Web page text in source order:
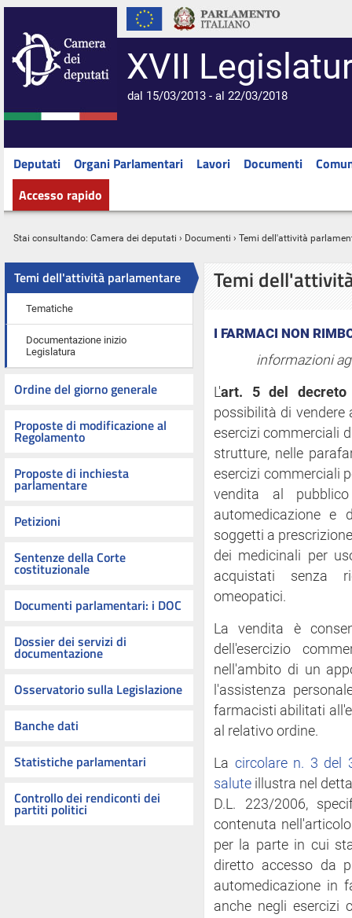
XVII
dal 15/03/2013 - al 22/03/2018
Deputati Organi Parlamentari Lavori Documenti
Accesso rapido
Stai consultando: Camera dei deputati › Documenti › Temi dell'attività
Temi dell'attività parlamentare
Tematiche
Documentazione inizio
Legislatura
Ordine del giorno generale
Proposte di modificazione al
Regolamento
Proposte di inchiesta
parlamentare
Petizioni
Sentenze della Corte
costituzionale
Documenti parlamentari: i DOC
Dossier dei servizi di
documentazione
Osservatorio sulla Legislazione
Banche dati
Statistiche parlamentari
Controllo dei rendiconti dei
partiti politici
Temi
I FARMACI NON
informazioni
L'art. 5 del decreto
possibilità di vendere
esercizi commerciali
strutture, nelle
esercizi commerciali
vendita al
automedicazione
soggetti a
dei medicinali per
acquistati senza
omeopatici.
La vendita è
dell'esercizio
nell'ambito di un
l'assistenza
farmacisti abilitati
al relativo ordine.
La circolare n. 3 del
salute illustra nel
D.L. 223/2006,
contenuta
per la parte in cui
diretto accesso da
automedicazione in
anche negli esercizi